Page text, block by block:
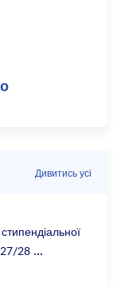
Дивитись усі
28